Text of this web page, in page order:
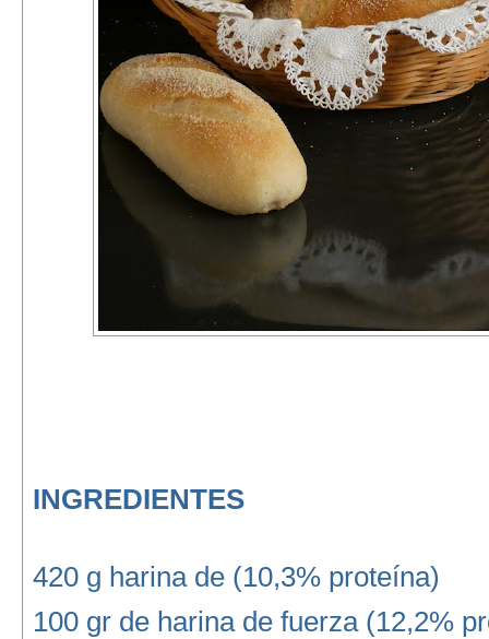
INGREDIENTES
420 g harina de (10,3% proteína)
100 gr de harina de fuerza (12,2%